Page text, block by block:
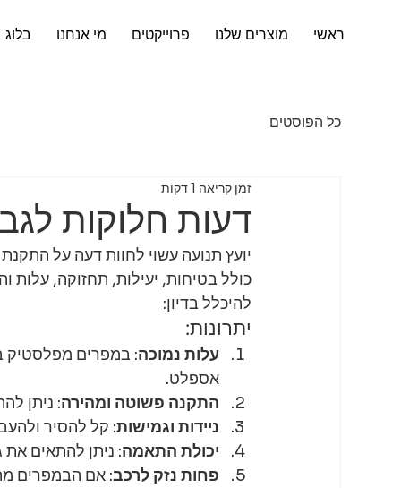
ראשי מוצרים שלנו פרוייקטים מי אנחנו בלוג
כל הפוסטים
דעות חלוקות
זמן קריאה 1 דקות
יועץ תנועה עשוי לחוות דעה על
כולל בטיחות, יעילות, תחזוקה,
להיכלל בדיון:
יתרונות:
עלות נמוכה: במפרים מפלסטיק
אספלט.
התקנה פשוטה ומהירה: ניתן
ניידות וגמישות: קל להסיר
יכולת התאמה: ניתן להתאים
פחות נזק לרכב: אם הבמפרים